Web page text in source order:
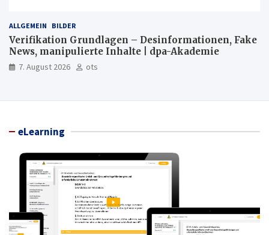
ALLGEMEIN BILDER
Verifikation Grundlagen – Desinformationen, Fake
News, manipulierte Inhalte | dpa-Akademie
7. August 2026 ots
eLearning